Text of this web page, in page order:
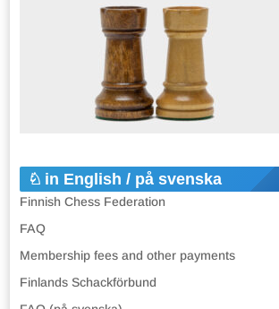
in English / på svenska
Finnish Chess Federation
FAQ
Membership fees and other payments
Finlands Schackförbund